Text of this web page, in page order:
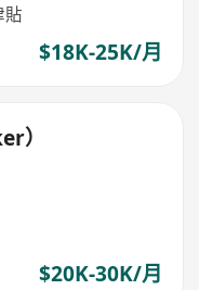
貼
$18K-25K/月
）
$20K-30K/月